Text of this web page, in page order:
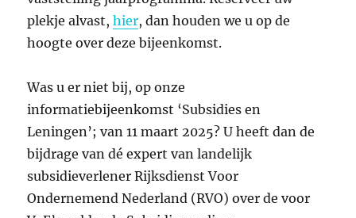
plekje alvast,hier, dan houden we u op de
hoogte over deze bijeenkomst.
Was u er niet bij, op onze
informatiebijeenkomst ‘Subsidies en
Leningen’; van 11 maart 2025? U heeft dan de
bijdrage van dé expert van landelijk
subsidieverlener Rijksdienst Voor
Ondernemend Nederland (RVO) over de voor